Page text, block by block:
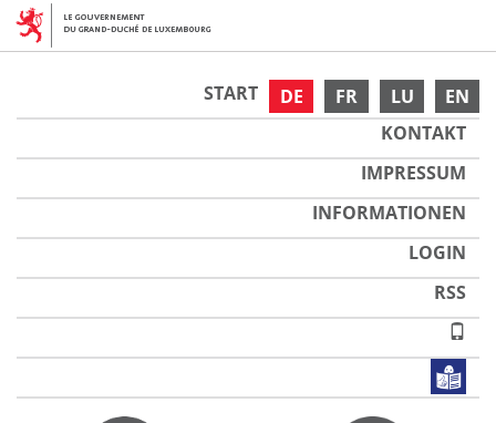
DE FR LU EN
START
KONTAKT
IMPRESSUM
INFORMATIONEN
LOGIN
RSS